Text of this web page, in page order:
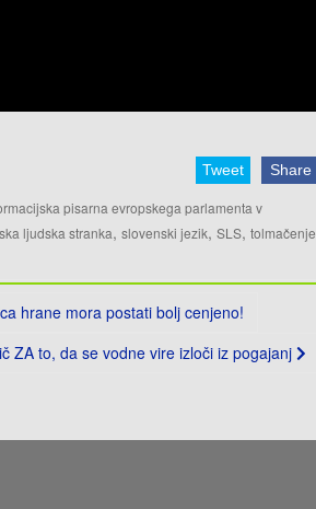
Tweet Share
pisarna evropskega parlamenta v
ljudska stranka, slovenski jezik, SLS, tolmačenje
hrane mora postati bolj cenjeno!
ZA to, da se vodne vire izloči iz pogajanj